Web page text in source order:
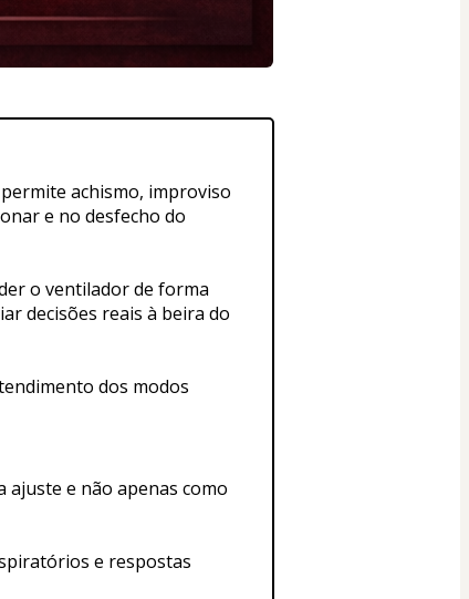
achismo, improviso
e no desfecho do
o ventilador de forma
decisões reais à beira do
dos modos
ajuste e não apenas como
e respostas